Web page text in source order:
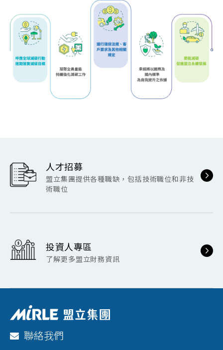
人才招募
盟立集團提供各種職缺，包括技術職位和非技
術職位
投資人專區
了解更多盟立財務資訊
聯絡我們